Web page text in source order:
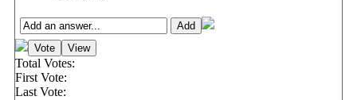
Total Votes:
First Vote:
Last Vote: